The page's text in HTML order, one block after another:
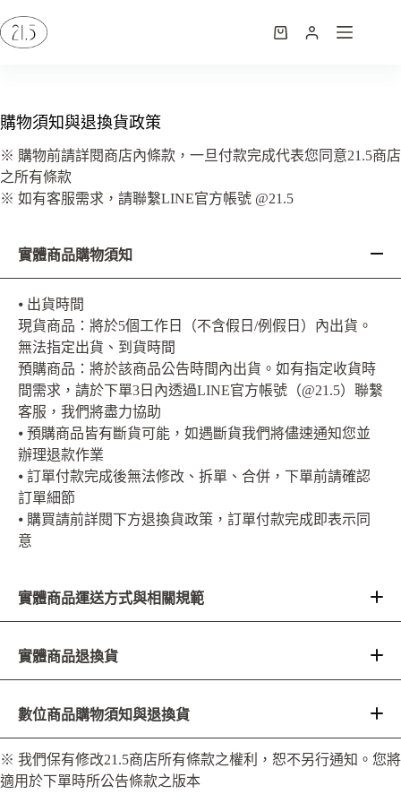
購物須知與退換貨政策
※ 購物前請詳閱商店內條款，一旦付款完成代表您同意21.5商店
之所有條款
※ 如有客服需求，請聯繫LINE官方帳號 @21.5
實體商品購物須知
⦁ 出貨時間
現貨商品：將於5個工作日（不含假日/例假日）內出貨。
無法指定出貨、到貨時間
預購商品：將於該商品公告時間內出貨。如有指定收貨時
間需求，請於下單3日內透過LINE官方帳號（@21.5）聯繫
客服，我們將盡力協助
⦁ 預購商品皆有斷貨可能，如遇斷貨我們將儘速通知您並
辦理退款作業
⦁ 訂單付款完成後無法修改、拆單、合併，下單前請確認
訂單細節
⦁ 購買請前詳閱下方退換貨政策，訂單付款完成即表示同
意
實體商品運送方式與相關規範
宅配（僅提供台灣本島，運費 100 元）、超商取貨不
付款（100 元）
實體商品退換貨
數位商品購物須知與退換貨
※ 我們保有修改21.5商店所有條款之權利，恕不另行通知。您將
適用於下單時所公告條款之版本